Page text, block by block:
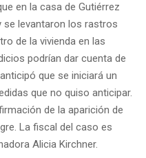
en la casa de Gutiérrez
se levantaron los rastros
de la vivienda en las
podrían dar cuenta de
que se iniciará un
que no quiso anticipar.
de la aparición de
La fiscal del caso es
Alicia Kirchner.